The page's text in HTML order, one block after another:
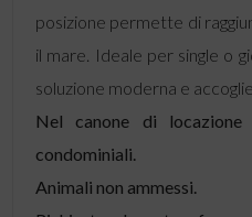
posizione permette di
il mare. Ideale per single o
soluzione moderna e
Nel canone di locazione
condominiali.
Animali non ammessi.